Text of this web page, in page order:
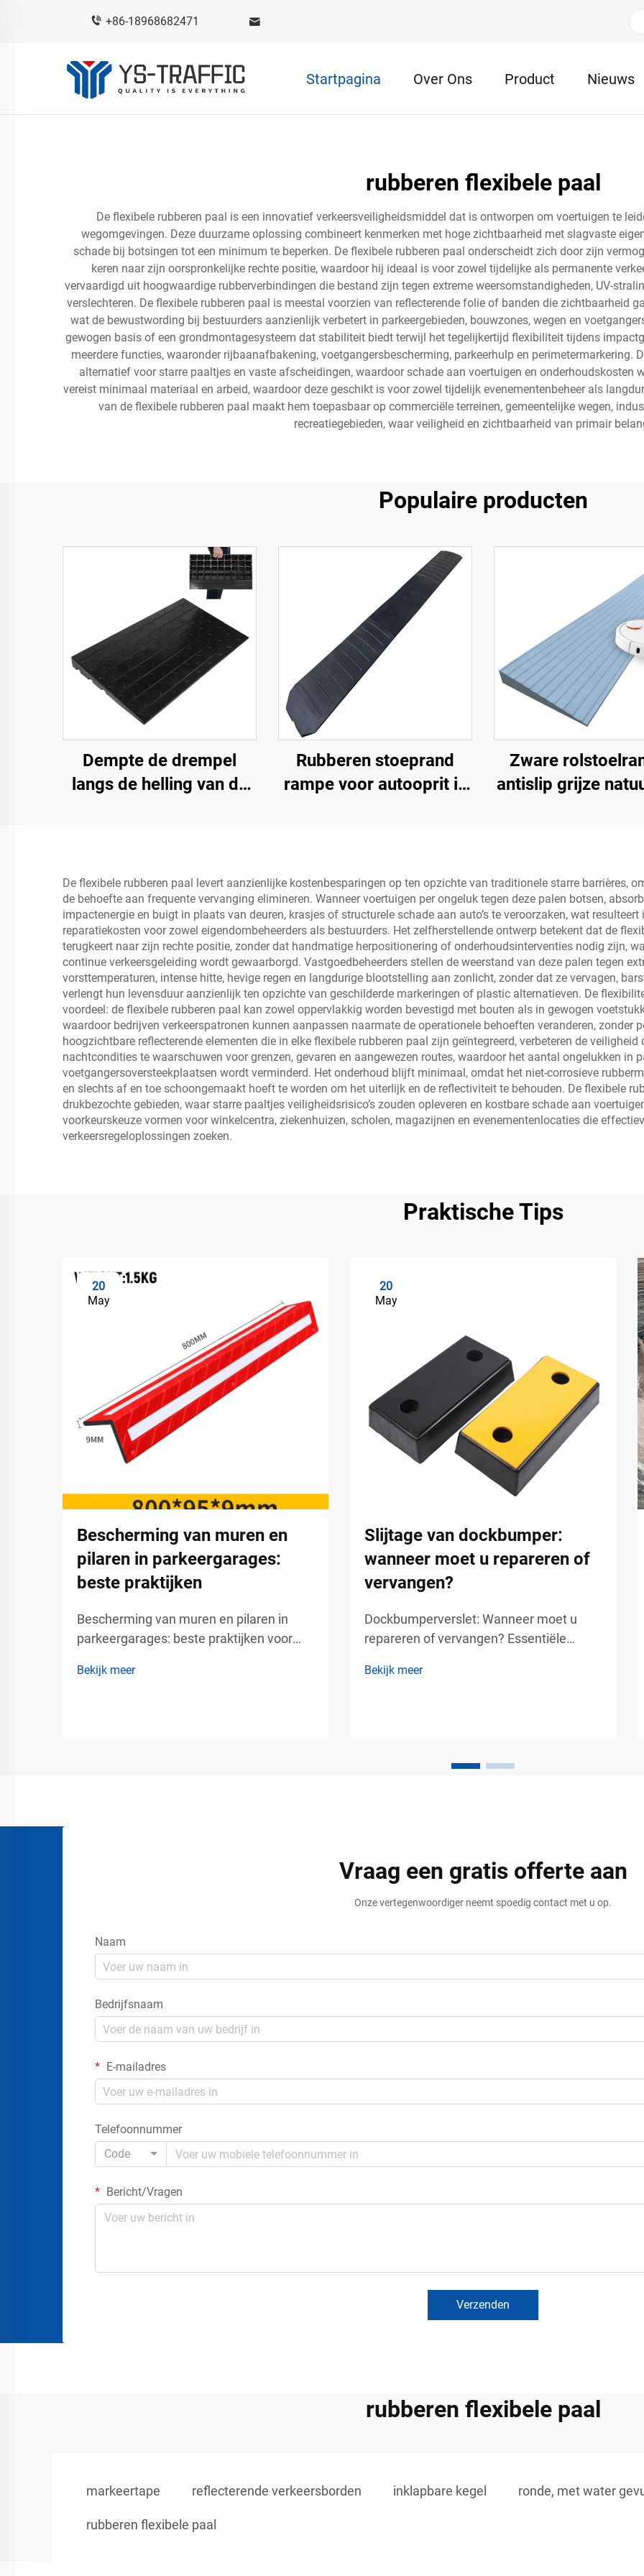
+86-18968682471
Startpagina Over Ons Product Nieuws
rubberen flexibele paal
De flexibele rubberen paal is een innovatief verkeersveiligheidsmiddel dat is ontworpen om voertuigen te
wegomgevingen. Deze duurzame oplossing combineert kenmerken met hoge zichtbaarheid met slagvaste
schade bij botsingen tot een minimum te beperken. De flexibele rubberen paal onderscheidt zich door zijn
keren naar zijn oorspronkelijke rechte positie, waardoor hij ideaal is voor zowel tijdelijke als permanente
vervaardigd uit hoogwaardige rubberverbindingen die bestand zijn tegen extreme weersomstandigheden, UV-
verslechteren. De flexibele rubberen paal is meestal voorzien van reflecterende folie of banden die zichtbaarheid
wat de bewustwording bij bestuurders aanzienlijk verbetert in parkeergebieden, bouwzones, wegen en
gewogen basis of een grondmontagesysteem dat stabiliteit biedt terwijl het tegelijkertijd flexibiliteit tijdens
meerdere functies, waaronder rijbaanafbakening, voetgangersbescherming, parkeerhulp en perimetermarkering.
alternatief voor starre paaltjes en vaste afscheidingen, waardoor schade aan voertuigen en onderhoudskosten
vereist minimaal materiaal en arbeid, waardoor deze geschikt is voor zowel tijdelijk evenementenbeheer als
van de flexibele rubberen paal maakt hem toepasbaar op commerciële terreinen, gemeentelijke wegen,
recreatiegebieden, waar veiligheid en zichtbaarheid van primair
Populaire producten
Dempte de drempel
langs de helling van de
trapmatten
Rubberen stoeprand
rampe voor autooprit in
Zware
antislip grijze
De flexibele rubberen paal levert aanzienlijke kostenbesparingen op ten opzichte van traditionele starre barrières,
de behoefte aan frequente vervanging elimineren. Wanneer voertuigen per ongeluk tegen deze palen botsen,
impactenergie en buigt in plaats van deuren, krasjes of structurele schade aan auto’s te veroorzaken, wat
reparatiekosten voor zowel eigendombeheerders als bestuurders. Het zelfherstellende ontwerp betekent dat de
terugkeert naar zijn rechte positie, zonder dat handmatige herpositionering of onderhoudsinterventies nodig zijn,
continue verkeersgeleiding wordt gewaarborgd. Vastgoedbeheerders stellen de weerstand van deze palen tegen
vorsttemperaturen, intense hitte, hevige regen en langdurige blootstelling aan zonlicht, zonder dat ze vervagen,
verlengt hun levensduur aanzienlijk ten opzichte van geschilderde markeringen of plastic alternatieven. De
voordeel: de flexibele rubberen paal kan zowel oppervlakkig worden bevestigd met bouten als in gewogen
waardoor bedrijven verkeerspatronen kunnen aanpassen naarmate de operationele behoeften veranderen, zonder
hoogzichtbare reflecterende elementen die in elke flexibele rubberen paal zijn geïntegreerd, verbeteren de
nachtcondities te waarschuwen voor grenzen, gevaren en aangewezen routes, waardoor het aantal ongelukken in
voetgangersoversteekplaatsen wordt verminderd. Het onderhoud blijft minimaal, omdat het niet-corrosieve
en slechts af en toe schoongemaakt hoeft te worden om het uiterlijk en de reflectiviteit te behouden. De flexibele
drukbezochte gebieden, waar starre paaltjes veiligheidsrisico’s zouden opleveren en kostbare schade aan
voorkeurskeuze vormen voor winkelcentra, ziekenhuizen, scholen, magazijnen en evenementenlocaties die
verkeersregeloplossingen zoeken.
Praktische Tips
20
May
Bescherming van muren en
pilaren in parkeergarages:
beste praktijken
Bescherming van muren en pilaren in
parkeergarages: beste praktijken voor
van parkeergebouwen met veel verkeer
Bekijk meer
20
May
Slijtage van dockbumper:
wanneer moet u repareren of
vervangen?
Dockbumperverslet: Wanneer moet u
repareren of vervangen? Essentiële
industriële operaties. Laadpalen behoren
Bekijk meer
Vraag een gratis offerte aan
Onze vertegenwoordiger neemt spoedig contact met u op.
Naam
Bedrijfsnaam
E-mailadres
Telefoonnummer
Code
Bericht/Vragen
Verzenden
rubberen flexibele paal
markeertape reflecterende verkeersborden inklapbare kegel ronde, met water
rubberen flexibele paal